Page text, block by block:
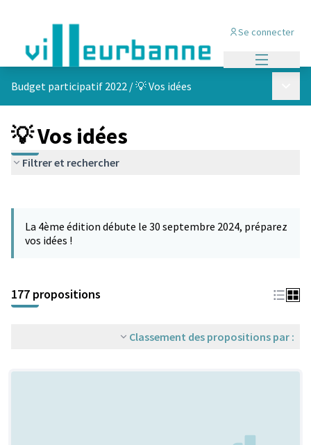
Se connecter
Budget participatif 2022 /💡 Vos idées
💡 Vos idées
Filtrer et rechercher
−
La 4ème édition débute le 30 septembre 2024, préparez
vos idées !
177 propositions
Classement des propositions par :